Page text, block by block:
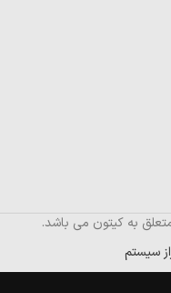
به کیتون می باشد.
سیستم